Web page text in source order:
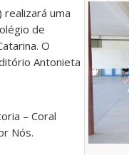
realizará uma
de
O
Antonieta
– Coral
Nós.